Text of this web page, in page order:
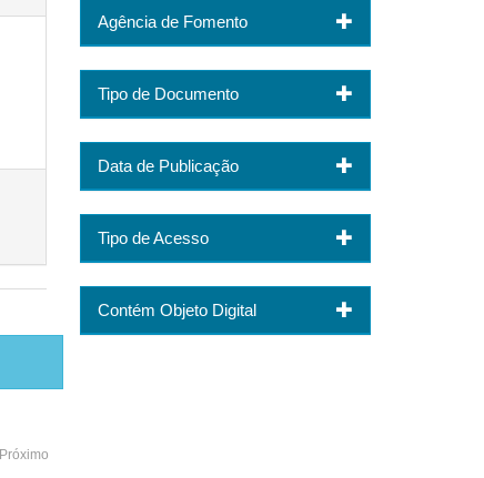
Próximo
Agência de Fomento
Tipo de Documento
Data de Publicação
Tipo de Acesso
Contém Objeto Digital